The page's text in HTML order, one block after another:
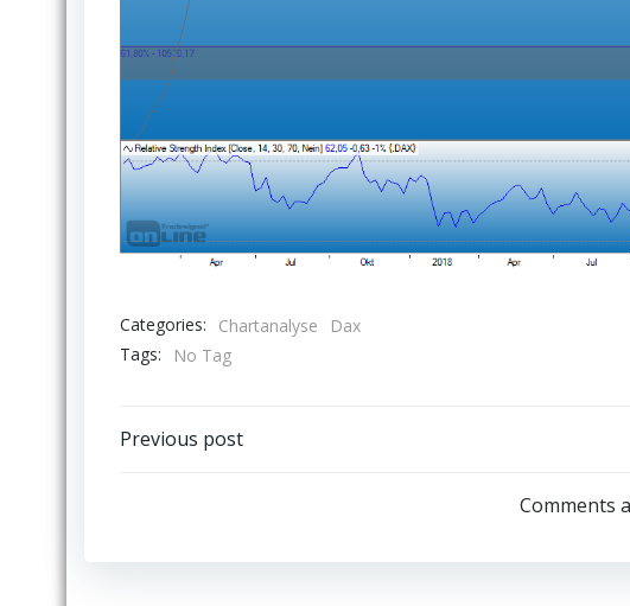
Categories: Chartanalyse
Dax
Tags:
No Tag
Post
Previous post
Comments